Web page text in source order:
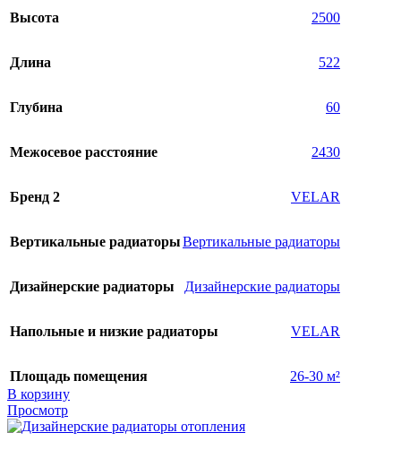
Высота 2500
Длина 522
Глубина 60
Межосевое расстояние 2430
Бренд 2 VELAR
Вертикальные радиаторыВертикальные радиаторы
Дизайнерские радиаторы Дизайнерские радиаторы
Напольные и низкие радиаторы VELAR
Площадь помещения
26-30 м²
В корзину
Просмотр